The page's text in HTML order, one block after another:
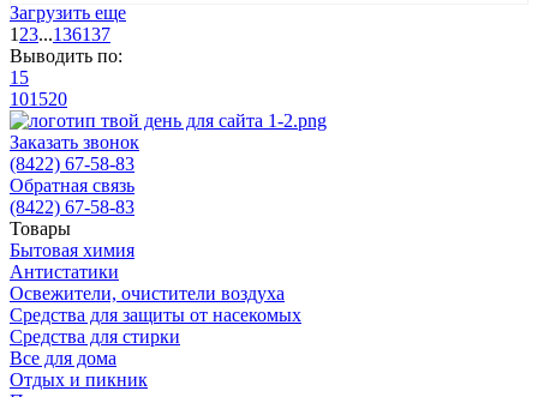
Загрузить еще
1 23...136137
Выводить по:
15
101520
Заказать звонок
(8422) 67-58-83
Обратная связь
(8422) 67-58-83
Товары
Бытовая химия
Антистатики
Освежители, очистители воздуха
Средства для защиты от насекомых
Средства для стирки
Все для дома
Отдых и пикник